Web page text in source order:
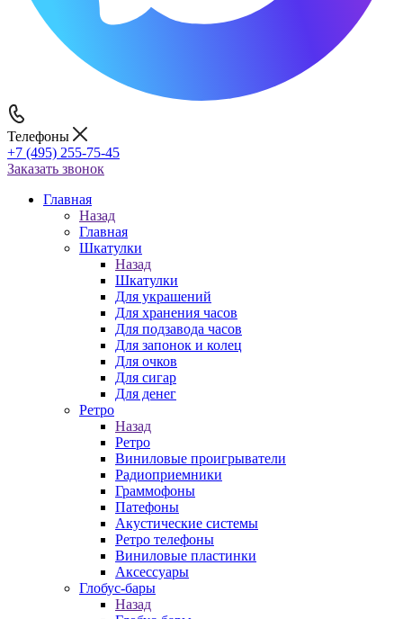
Телефоны
+7 (495) 255-75-45
Заказать звонок
Главная
Назад
Главная
Шкатулки
Назад
Шкатулки
Для украшений
Для хранения часов
Для подзавода часов
Для запонок и колец
Для очков
Для сигар
Для денег
Ретро
Назад
Ретро
Виниловые проигрыватели
Радиоприемники
Граммофоны
Патефоны
Акустические системы
Ретро телефоны
Виниловые пластинки
Аксессуары
Глобус-бары
Назад